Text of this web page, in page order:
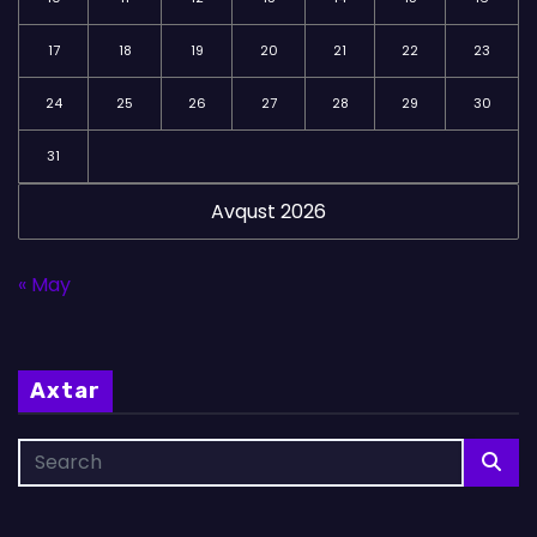
Avqust 2026
17 18 19 20 21 22 23
24 25 26 27 28 29 30
31
« May
Axtar